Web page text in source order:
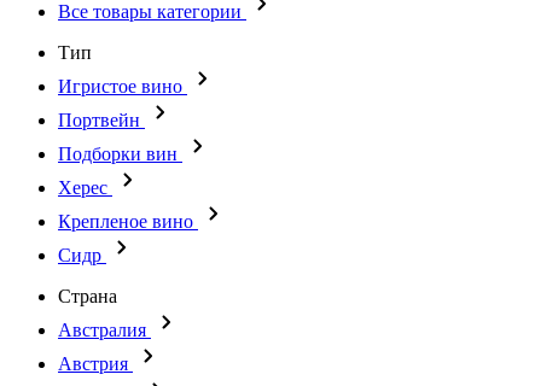
Все товары категории
Тип
Игристое вино
Портвейн
Подборки вин
Херес
Крепленое вино
Сидр
Страна
Австралия
Австрия